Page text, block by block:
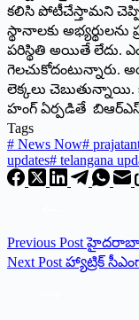
కలిసి పోటీచేస్తామని
స్థానాలకు అభ్యర్థులను
పరిస్థితి అయితే లేదు.
గెలచుకోదంటున్నారు.
లెక్కలు
హంగ్‌ ఏర్పడితే బిఆర్‌ఎస్‌
Tags
# News Now#
updates# telangana
Previous Post
Next Post హ్యాట్రిక్‌